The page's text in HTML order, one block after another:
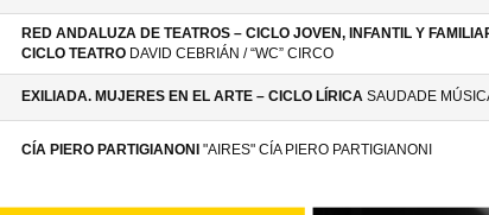
RED ANDALUZA DE TEATROS – CICLO JOVEN, INFANTIL Y
CICLO TEATRO DAVID CEBRIÁN / “WC” CIRCO
EXILIADA. MUJERES EN EL ARTE – CICLO LÍRICA SAUDADE
CÍA PIERO PARTIGIANONI "AIRES" CÍA PIERO PARTIGIANONI